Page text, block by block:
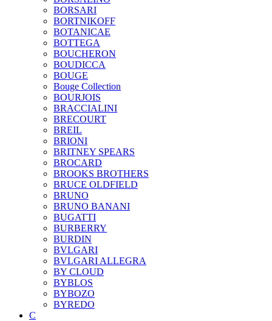
BORSARI
BORTNIKOFF
BOTANICAE
BOTTEGA
BOUCHERON
BOUDICCA
BOUGE
Bouge Collection
BOURJOIS
BRACCIALINI
BRECOURT
BREIL
BRIONI
BRITNEY SPEARS
BROCARD
BROOKS BROTHERS
BRUCE OLDFIELD
BRUNO
BRUNO BANANI
BUGATTI
BURBERRY
BURDIN
BVLGARI
BVLGARI ALLEGRA
BY CLOUD
BYBLOS
BYBOZO
BYREDO
C